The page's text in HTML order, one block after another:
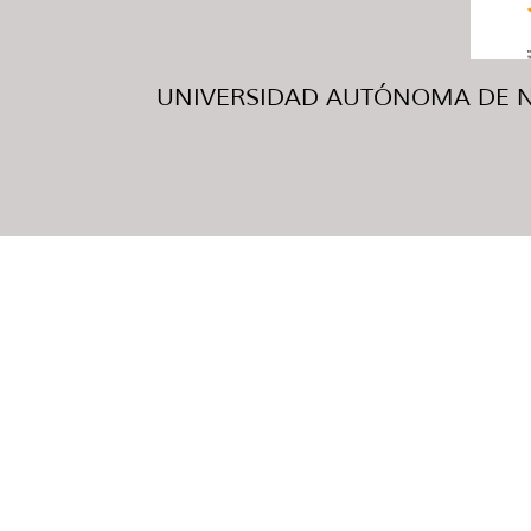
UNIVERSIDAD AUTÓNOMA DE